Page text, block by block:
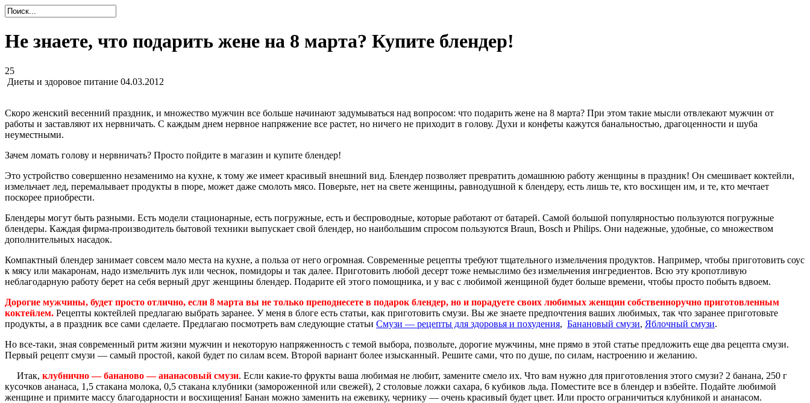
Не знаете, что подарить жене на 8 марта? Купите блендер!
25
Диеты и здоровое питание 04.03.2012
Скоро женский весенний праздник, и множество мужчин все больше начинают задумываться над вопросом: что подарить жене на 8 марта? При этом такие мысли отвлекают мужчин от
работы и заставляют их нервничать. С каждым днем нервное напряжение все растет, но ничего не приходит в голову. Духи и конфеты кажутся банальностью, драгоценности и шуба
неуместными.
Зачем ломать голову и нервничать? Просто пойдите в магазин и купите блендер!
Это устройство совершенно незаменимо на кухне, к тому же имеет красивый внешний вид. Блендер позволяет превратить домашнюю работу женщины в праздник! Он смешивает коктейли,
измельчает лед, перемалывает продукты в пюре, может даже смолоть мясо. Поверьте, нет на свете женщины, равнодушной к блендеру, есть лишь те, кто восхищен им, и те, кто мечтает
поскорее приобрести.
Блендеры могут быть разными. Есть модели стационарные, есть погружные, есть и беспроводные, которые работают от батарей. Самой большой популярностью пользуются погружные
блендеры. Каждая фирма-производитель бытовой техники выпускает свой блендер, но наибольшим спросом пользуются Braun, Bosch и Philips. Они надежные, удобные, со множеством
дополнительных насадок.
Компактный блендер занимает совсем мало места на кухне, а польза от него огромная. Современные рецепты требуют тщательного измельчения продуктов. Например, чтобы приготовить соус
к мясу или макаронам, надо измельчить лук или чеснок, помидоры и так далее. Приготовить любой десерт тоже немыслимо без измельчения ингредиентов. Всю эту кропотливую
неблагодарную работу берет на себя верный друг женщины блендер. Подарите ей этого помощника, и у вас с любимой женщиной будет больше времени, чтобы просто побыть вдвоем.
Дорогие мужчины, будет просто отлично, если 8 марта вы не только преподнесете в подарок блендер, но и порадуете своих любимых женщин собственноручно приготовленным
коктейлем. Рецепты коктейлей предлагаю выбрать заранее. У меня в блоге есть статьи, как приготовить смузи. Вы же знаете предпочтения ваших любимых, так что заранее приготовьте
продукты, а в праздник все сами сделаете. Предлагаю посмотреть вам следующие статьи Смузи — рецепты для здоровья и похудения, Банановый смузи, Яблочный смузи.
Но все-таки, зная современный ритм жизни мужчин и некоторую напряженность с темой выбора, позвольте, дорогие мужчины, мне прямо в этой статье предложить еще два рецепта смузи.
Первый рецепт смузи — самый простой, какой будет по силам всем. Второй вариант более изысканный. Решите сами, что по душе, по силам, настроению и желанию.
Итак, клубнично — бананово — ананасовый смузи. Если какие-то фрукты ваша любимая не любит, замените смело их. Что вам нужно для приготовления этого смузи? 2 банана, 250 г
кусочков ананаса, 1,5 стакана молока, 0,5 стакана клубники (замороженной или свежей), 2 столовые ложки сахара, 6 кубиков льда. Поместите все в блендер и взбейте. Подайте любимой
женщине и примите массу благодарности и восхищения! Банан можно заменить на ежевику, чернику — очень красивый будет цвет. Или просто ограничиться клубникой и ананасом.